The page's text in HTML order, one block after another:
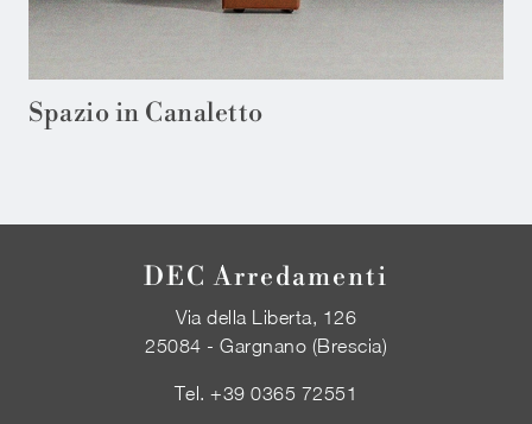
Spazio in Canaletto
DEC Arredamenti
Via della Liberta, 126
25084 - Gargnano (Brescia)
Tel.+39 0365 72551